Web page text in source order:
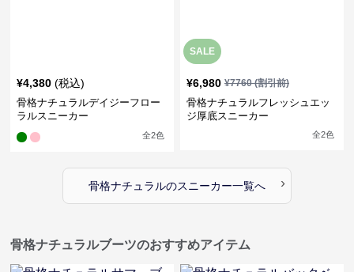
¥4,380 (税込)
骨格ナチュラルデイジーフロー
ラルスニーカー
全2色
SALE
¥6,980 ¥7760(割引前)
骨格ナチュラルフレッシュエッ
ジ厚底スニーカー
全2色
骨格ナチュラルのスニーカー一覧へ ›
骨格ナチュラルブーツのおすすめアイテム